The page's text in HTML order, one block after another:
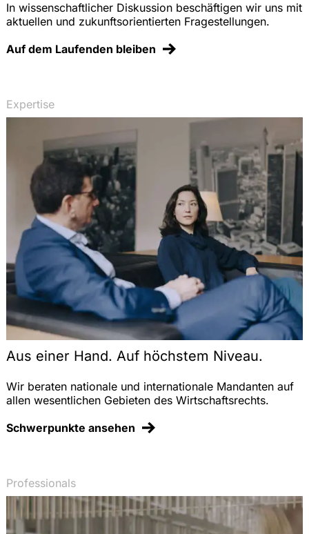
In wissenschaftlicher Diskussion beschäftigen wir uns mit
aktuellen und zukunftsorientierten Fragestellungen.
Auf dem Laufenden bleiben
Expertise
Aus einer Hand. Auf höchstem Niveau.
Wir beraten nationale und internationale Mandanten auf
allen wesentlichen Gebieten des Wirtschaftsrechts.
Schwerpunkte ansehen
Professionals